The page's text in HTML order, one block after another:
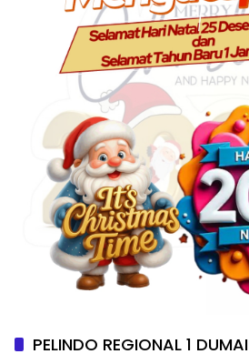
PELINDO REGIONAL 1 DUMAI